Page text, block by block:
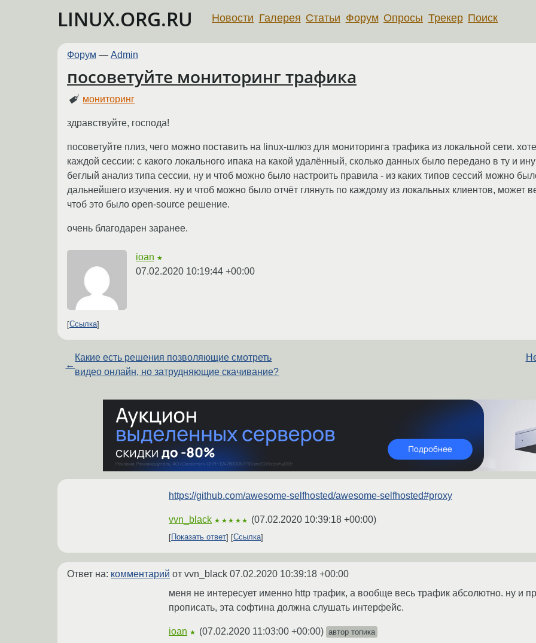
LINUX.ORG.RU Новости Галерея Статьи Форум Опросы Трекер Поиск
Форум — Admin
посоветуйте мониторинг трафика
мониторинг
здравствуйте, господа!
посоветуйте плиз, чего можно поставить на linux-шлюз для мониторинга трафика из локальной сети.
каждой сессии: с какого локального ипака на какой удалённый, сколько данных было передано в ту и
беглый анализ типа сессии, ну и чтоб можно было настроить правила - из каких типов сессий можно
дальнейшего изучения. ну и чтоб можно было отчёт глянуть по каждому из локальных клиентов, может
чтоб это было open-source решение.
очень благодарен заранее.
ioan ★
07.02.2020 10:19:44 +00:00
Ссылка
←
Какие есть решения позволяющие смотреть
видео онлайн, но затрудняющие скачивание?
https://github.com/awesome-selfhosted/awesome-selfhosted#proxy
vvn_black ★★★★★ (07.02.2020 10:39:18 +00:00)
Показать ответ Ссылка
Ответ на: комментарий от vvn_black 07.02.2020 10:39:18 +00:00
меня не интересует именно http трафик, а вообще весь трафик абсолютно. ну и
прописать, эта софтина должна слушать интерфейс.
ioan ★ (07.02.2020 11:03:00 +00:00) автор топика